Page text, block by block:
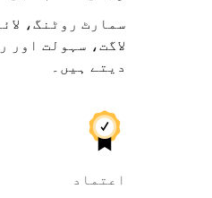
سمارٹ روٹنگ،
لاگت، سہولت
دیتے ہیں۔
اعتماد